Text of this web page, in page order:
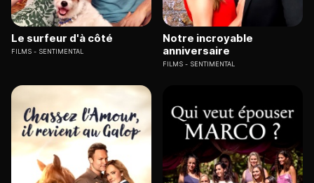
Le surfeur d'à côté
FILMS SENTIMENTAL
Notre incroyable
anniversaire
FILMS SENTIMENTAL